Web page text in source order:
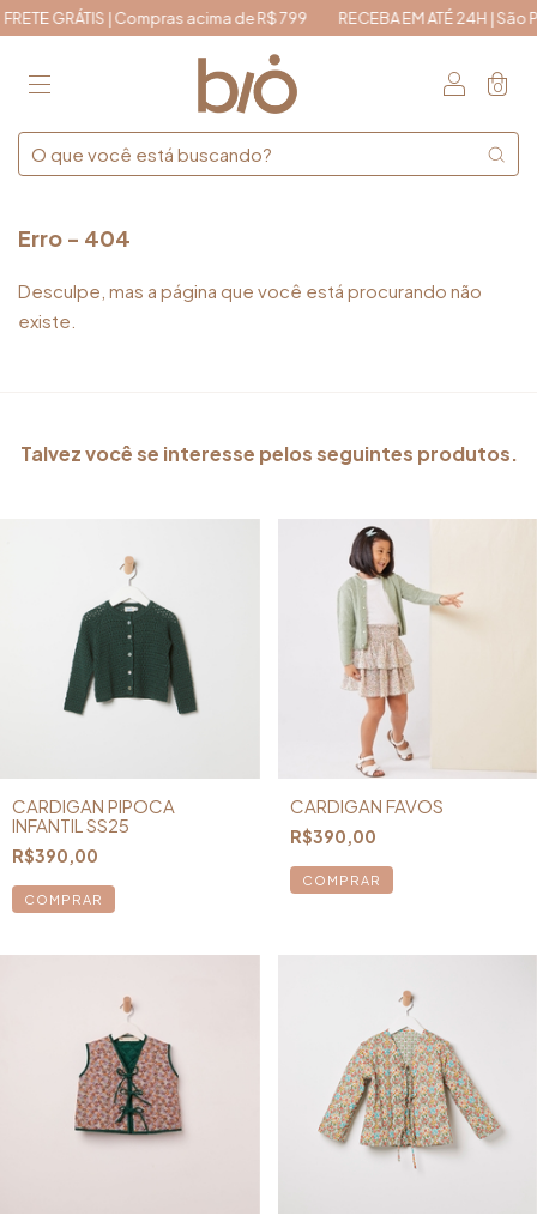
GRÁTIS | Compras acima de R$ 799 RECEBA EM ATÉ 24H | São
0
Erro - 404
Desculpe, mas a página que você está procurando não
existe.
Talvez você se interesse pelos seguintes produtos.
CARDIGAN PIPOCA
INFANTIL SS25
R$390,00
COMPRAR
CARDIGAN FAVOS
R$390,00
COMPRAR